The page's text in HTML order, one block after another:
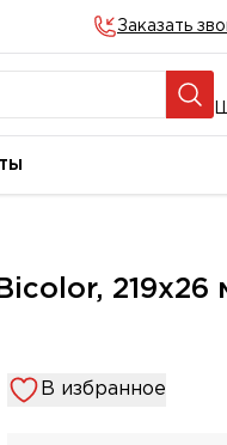
Заказать
219х26
В избранное